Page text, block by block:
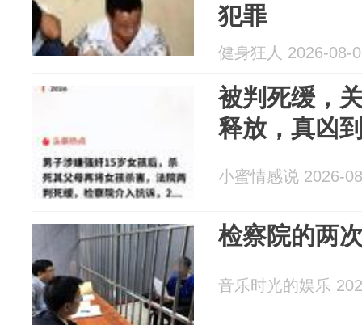
犯罪
健身狂人 2026-08-
被判死缓，
释放，真凶
小蜜情感说 2026-
检察院的两
音乐时光的娱乐